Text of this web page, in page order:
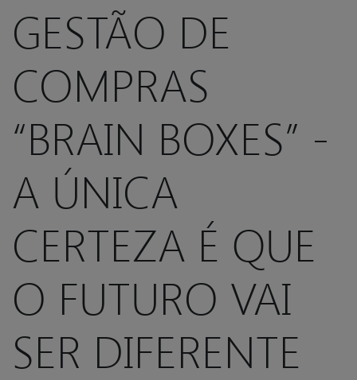
GESTÃO DE
COMPRAS
“BRAIN BOXES” -
A ÚNICA
CERTEZA É QUE
O FUTURO VAI
SER DIFERENTE